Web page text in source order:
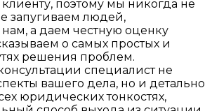
поэтому мы никогда не
запугиваем людей,
а даем честную оценку
о самых простых и
решения проблем.
специалист не
вашего дела, но и детально
юридических тонкостях,